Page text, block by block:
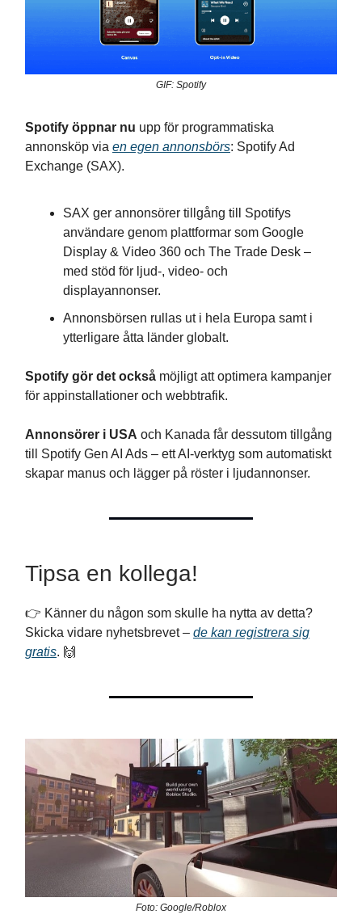
GIF: Spotify
Spotify öppnar nu upp för programmatiska
annonsköp via en egen annonsbörs: Spotify Ad
Exchange (SAX).
SAX ger annonsörer tillgång till Spotifys
användare genom plattformar som Google
Display & Video 360 och The Trade Desk –
med stöd för ljud-, video- och
displayannonser.
Annonsbörsen rullas ut i hela Europa samt i
ytterligare åtta länder globalt.
Spotify gör det också möjligt att optimera kampanjer
för appinstallationer och webbtrafik.
Annonsörer i USA och Kanada får dessutom tillgång
till Spotify Gen AI Ads – ett AI-verktyg som automatiskt
skapar manus och lägger på röster i ljudannonser.
Tipsa en kollega!
👉 Känner du någon som skulle ha nytta av detta?
Skicka vidare nyhetsbrevet – de kan registrera sig
gratis. 🙌
Foto: Google/Roblox